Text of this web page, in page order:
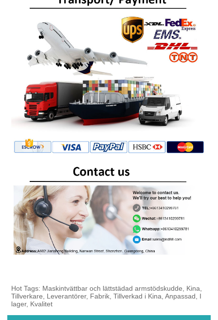
Hot Tags: Maskintvättbar och lättstädad armstödskudde, Kina,
Tillverkare, Leverantörer, Fabrik, Tillverkad i Kina, Anpassad, I
lager, Kvalitet